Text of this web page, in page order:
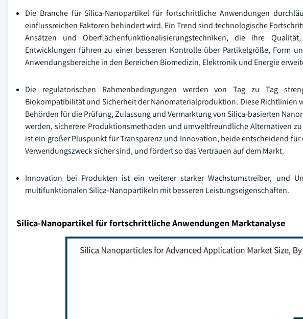
Die Branche für Silica-Nanopartikel für fortschrittliche Anwendungen
einflussreichen Faktoren behindert wird. Ein Trend sind technologische
Ansätzen und Oberflächenfunktionalisierungstechniken, die ihre
Entwicklungen führen zu einer besseren Kontrolle über Partikelgröße, Form
Anwendungsbereiche in den Bereichen Biomedizin, Elektronik und Energie
Die regulatorischen Rahmenbedingungen werden von Tag zu Tag
Biokompatibilität und Sicherheit der Nanomaterialproduktion. Diese Richtlinien
Behörden für die Prüfung, Zulassung und Vermarktung von Silica-basierten
werden, sicherere Produktionsmethoden und umweltfreundliche Alternativen
ist ein großer Pluspunkt für Transparenz und Innovation, beide entscheidend
Verwendungszweck sicher sind, und fördert so das Vertrauen auf dem Markt.
Innovation bei Produkten ist ein weiterer starker Wachstumstreiber, und
multifunktionalen Silica-Nanopartikeln mit besseren Leistungseigenschaften.
Silica-Nanopartikel für fortschrittliche Anwendungen Marktanalyse